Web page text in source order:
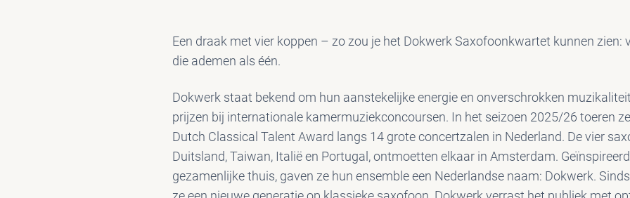
Een draak met vier koppen – zo zou je het Dokwerk Saxofoonkwartet kunnen zien:
die ademen als één.
Dokwerk staat bekend om hun aanstekelijke energie en onverschrokken
prijzen bij internationale kamermuziekconcoursen. In het seizoen 2025/26 toeren
Dutch Classical Talent Award langs 14 grote concertzalen in Nederland. De vier
Duitsland, Taiwan, Italië en Portugal, ontmoetten elkaar in Amsterdam.
gezamenlijke thuis, gaven ze hun ensemble een Nederlandse naam: Dokwerk.